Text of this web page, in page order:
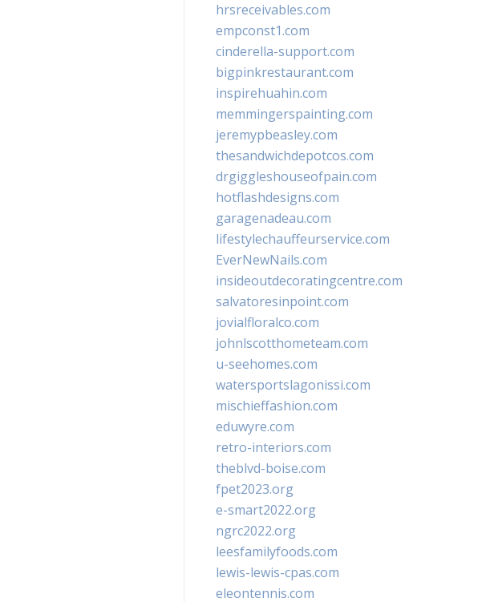
hrsreceivables.com
empconst1.com
cinderella-support.com
bigpinkrestaurant.com
inspirehuahin.com
memmingerspainting.com
jeremypbeasley.com
thesandwichdepotcos.com
drgiggleshouseofpain.com
hotflashdesigns.com
garagenadeau.com
lifestylechauffeurservice.com
EverNewNails.com
insideoutdecoratingcentre.com
salvatoresinpoint.com
jovialfloralco.com
johnlscotthometeam.com
u-seehomes.com
watersportslagonissi.com
mischieffashion.com
eduwyre.com
retro-interiors.com
theblvd-boise.com
fpet2023.org
e-smart2022.org
ngrc2022.org
leesfamilyfoods.com
lewis-lewis-cpas.com
eleontennis.com